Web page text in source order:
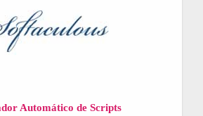
Automático de Scripts